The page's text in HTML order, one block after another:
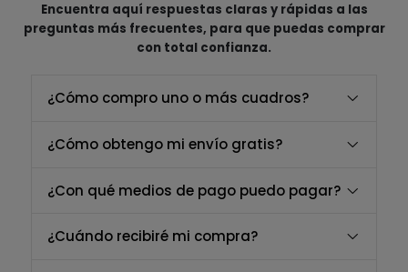
Encuentra aquí respuestas claras y rápidas a las
preguntas más frecuentes, para que puedas comprar
con total confianza.
¿Cómo compro uno o más cuadros?
¿Cómo obtengo mi envío gratis?
¿Con qué medios de pago puedo pagar?
¿Cuándo recibiré mi compra?